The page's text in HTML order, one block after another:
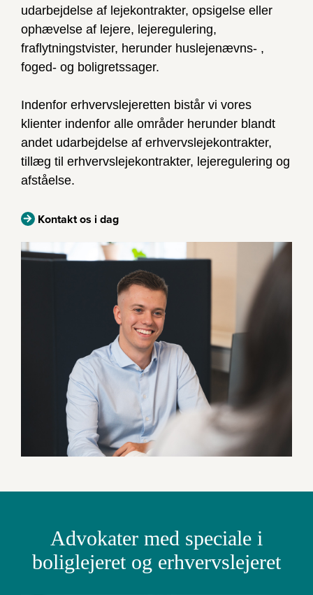
udarbejdelse af lejekontrakter, opsigelse eller
ophævelse af lejere, lejeregulering,
fraflytningstvister, herunder huslejenævns- ,
foged- og boligretssager.
Indenfor erhvervslejeretten bistår vi vores
klienter indenfor alle områder herunder blandt
andet udarbejdelse af erhvervslejekontrakter,
tillæg til erhvervslejekontrakter, lejeregulering og
afståelse.
Kontakt os i dag
Advokater med speciale i
boliglejeret og erhvervslejeret